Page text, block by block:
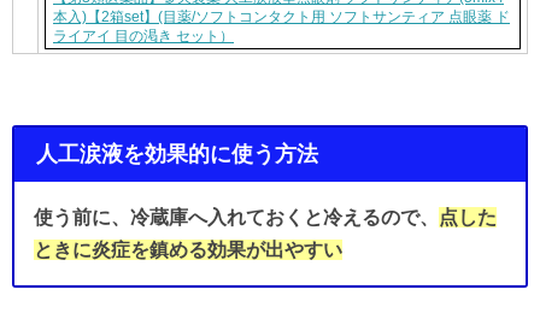
本入)【2箱set】(目薬/ソフトコンタクト用 ソフトサンティア 点眼薬 ド
ライアイ 目の渇き セット）
人工涙液を効果的に使う方法
使う前に、冷蔵庫へ入れておくと冷えるので、
点した
ときに炎症を鎮める効果が出やすい